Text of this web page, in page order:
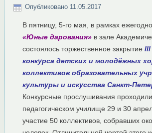
Опубликовано 11.05.2017
В пятницу, 5-го мая, в рамках
«Юные дарования» в зале
состоялось торжественное закрытиеI
конкурса детских и молодёжных
коллективов образовательных
культуры и искусства Санкт-
Конкурсные прослушивания
педагогическом училище 29 и 30
участие 50 коллективов, собравших